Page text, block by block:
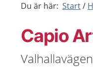
Du är här: Start
Capio